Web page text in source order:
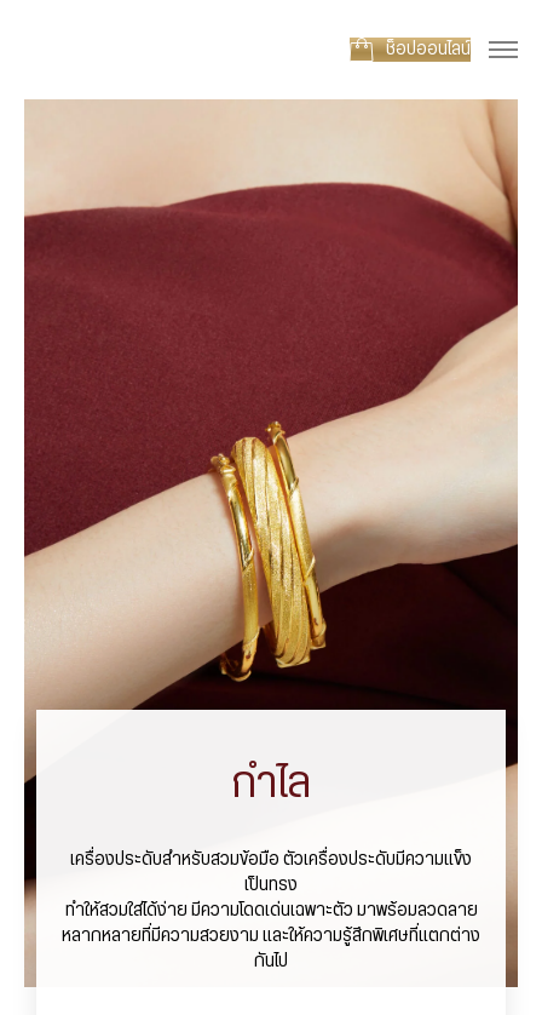
ช็อปออนไลน์
กำไล
เครื่องประดับสำหรับสวมข้อมือ ตัวเครื่องประดับมีความแข็ง
เป็นทรง
ทำให้สวมใส่ได้ง่าย มีความโดดเด่นเฉพาะตัว มาพร้อมลวดลาย
หลากหลายที่มีความสวยงาม และให้ความรู้สึกพิเศษที่แตกต่าง
กันไป